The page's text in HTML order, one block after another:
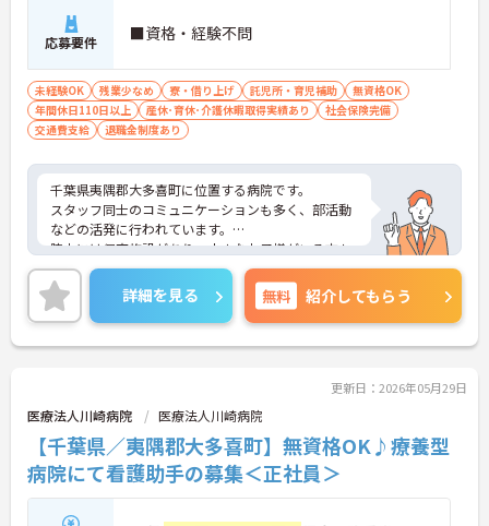
応募要件 ■資格・経験不問
未経験OK 残業少なめ 寮・借り上げ 託児所・育児補助
無資格OK
年間休日110日以上
産休･育休･介護休暇取得実績あり
社会保険完備
交通費支給
退職金制度あり
千葉県夷隅郡大多喜町に位置する病院です。
スタッフ同士のコミュニケーションも多く、部活動
などの活発に行われています。
院内には保育施設があり、小さなお子様がいる方も
安心です。
ご興味ある方には、面接対策ポイントなど、さらに
詳細をお話しいたしますのでお気軽にご相談くださ
い！
詳細を見る 無料 紹介してもらう
更新日：2026年05月29日
医療法人川崎病院 医療法人川崎病院
【千葉県／夷隅郡大多喜町】無資格OK♪療養型
病院にて看護助手の募集＜正社員＞